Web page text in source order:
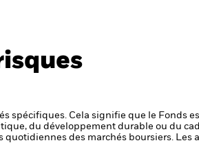
spécifiques. Cela signifie que le Fonds
du développement durable ou du
des marchés boursiers. Les